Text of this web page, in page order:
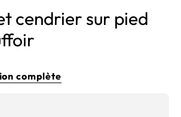
cendrier sur pied
complète